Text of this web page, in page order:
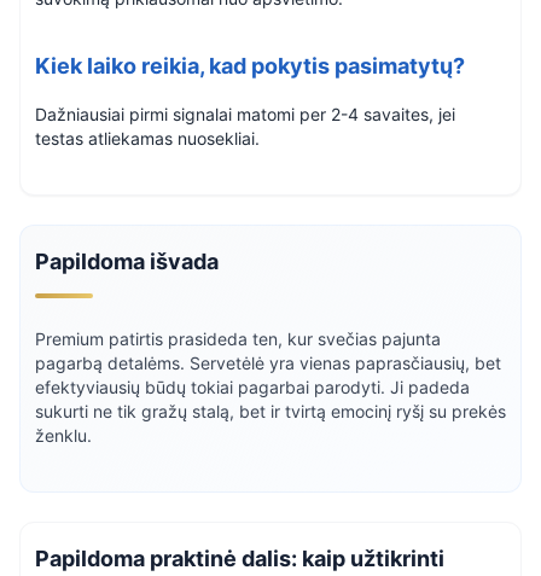
Kiek laiko reikia, kad pokytis pasimatytų?
Dažniausiai pirmi signalai matomi per 2-4 savaites, jei
testas atliekamas nuosekliai.
Papildoma išvada
Premium patirtis prasideda ten, kur svečias pajunta
pagarbą detalėms. Servetėlė yra vienas paprasčiausių, bet
efektyviausių būdų tokiai pagarbai parodyti. Ji padeda
sukurti ne tik gražų stalą, bet ir tvirtą emocinį ryšį su prekės
ženklu.
Papildoma praktinė dalis: kaip užtikrinti